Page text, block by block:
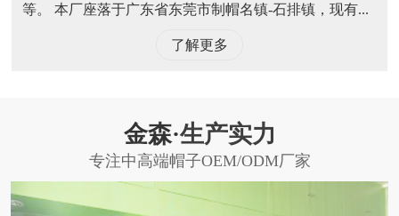
等。 本厂座落于广东省东莞市制帽名镇-石排镇，现有...
了解更多
金森·生产实力
专注中高端帽子OEM/ODM厂家